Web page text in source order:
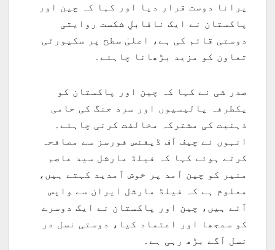
پرانا دوست قرار دیا اور کہا کہ چین اور
پاکستان نے ایک ناقابلِ شکست روایتی
دوستی قائم کی ہے، اعلیٰ سطح پر سکیورٹی
تعاون کو مزید بڑھانا چاہئے۔
صدر شی نے کہا کہ چین اور پاکستان کو
یکطرفہ پالیسیوں اور سرد جنگ کی حامی
ذہنیت کی مشترکہ مخالفت کرنی چاہئے۔
انہوں نے چیف آف ڈیفنس فورسز سے مصافحہ
کرتے ہوئے کہا کہ فیلڈ مارشل سید عاصم
منیر کو چین آمد پر خوش آمدید کہتے ہیں،
معلوم ہے کہ فیلڈ مارشل ایران سے واپس
آئے ہیں، چین اور پاکستان نے ایک دوسرے
کو سمجھا اور اعتماد کیا، دوستی نسل در
نسل آگے بڑھ رہی ہے۔